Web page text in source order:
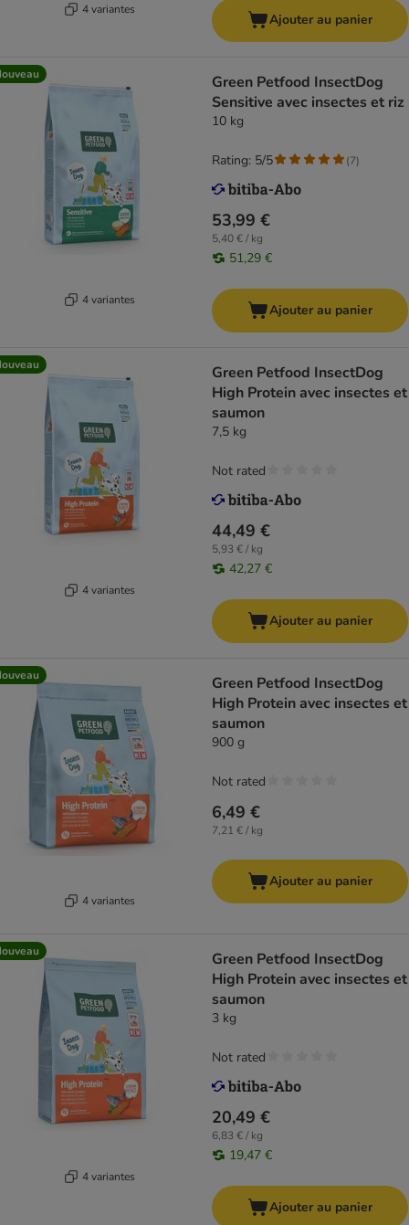
4 variantes
Ajouter au panier
4 variantes
Green Petfood InsectDog
Sensitive avec insectes et riz
10 kg
53,99 €
5,40 € / kg
51,29 €
Rating: 5/5 (7)
Ajouter au panier
4 variantes
Green Petfood InsectDog
High Protein avec insectes et
saumon
7,5 kg
44,49 €
5,93 € / kg
42,27 €
Not rated
Ajouter au panier
4 variantes
Green Petfood InsectDog
High Protein avec insectes et
saumon
900 g
6,49 €
7,21 € / kg
Not rated
Ajouter au panier
4 variantes
Green Petfood InsectDog
High Protein avec insectes et
saumon
3 kg
20,49 €
6,83 € / kg
19,47 €
Not rated
Ajouter au panier